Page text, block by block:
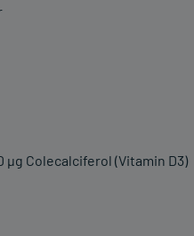
µg Colecalciferol (Vitamin D3)